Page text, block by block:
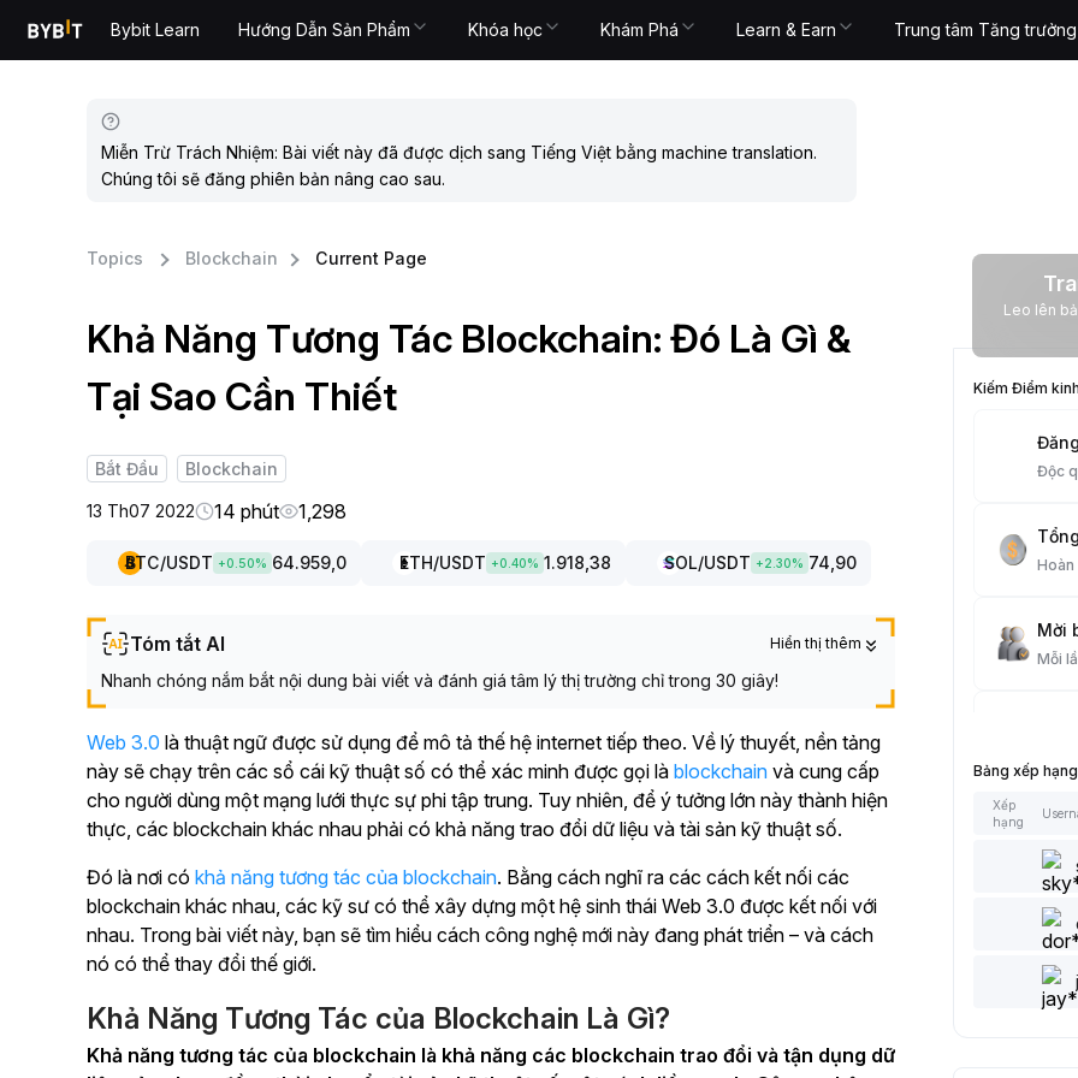
Bybit Learn Hướng Dẫn Sản Phẩm Khóa học Khám Phá Learn & Earn Trung tâm Tăng trưởng
Miễn Trừ Trách Nhiệm: Bài viết này đã được dịch sang Tiếng Việt bằng machine translation.
Chúng tôi sẽ đăng phiên bản nâng cao sau.
Topics Blockchain Current Page
Khả Năng Tương Tác Blockchain: Đó Là Gì &
Tại Sao Cần Thiết
Bắt Đầu Blockchain
13 Th07 2022 14 phút 1,298
BTC/USDT +0.50% 64.959,0 ETH/USDT +0.40% 1.918,38 SOL/USDT +2.30% 74,90
Tóm tắt AI Hiển thị thêm
Nhanh chóng nắm bắt nội dung bài viết và đánh giá tâm lý thị trường chỉ trong 30 giây!
Web 3.0 là thuật ngữ được sử dụng để mô tả thế hệ internet tiếp theo. Về lý thuyết, nền tảng
này sẽ chạy trên các sổ cái kỹ thuật số có thể xác minh được gọi là blockchain và cung cấp
cho người dùng một mạng lưới thực sự phi tập trung. Tuy nhiên, để ý tưởng lớn này thành hiện
thực, các blockchain khác nhau phải có khả năng trao đổi dữ liệu và tài sản kỹ thuật số.
Đó là nơi có khả năng tương tác của blockchain. Bằng cách nghĩ ra các cách kết nối các
blockchain khác nhau, các kỹ sư có thể xây dựng một hệ sinh thái Web 3.0 được kết nối với
nhau. Trong bài viết này, bạn sẽ tìm hiểu cách công nghệ mới này đang phát triển – và cách
nó có thể thay đổi thế giới.
Khả Năng Tương Tác của Blockchain Là Gì?
Khả năng tương tác của blockchain là khả năng các blockchain trao đổi và tận dụng dữ
Leo lên bảng
Kiếm Điểm
Độc
Hoàn
Mời
Mỗi
Bài
Mỗi
Mỗi
Bảng xếp
Xếp
hạng